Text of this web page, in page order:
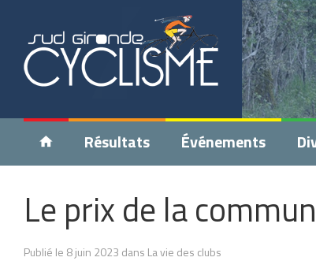
Résultats Événements
Le prix de la
Publié le 8 juin 2023 dans La vie des clubs